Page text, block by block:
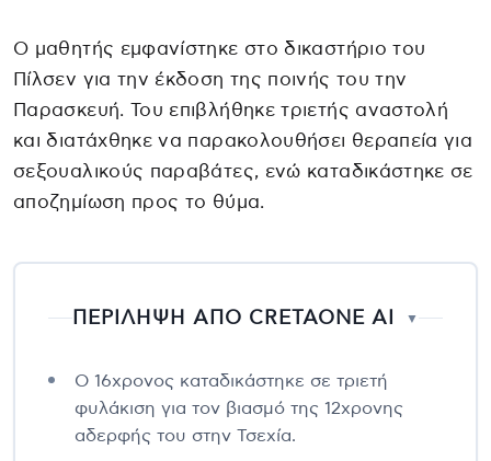
Ο μαθητής εμφανίστηκε στο δικαστήριο του
Πίλσεν για την έκδοση της ποινής του την
Παρασκευή. Του επιβλήθηκε τριετής αναστολή
και διατάχθηκε να παρακολουθήσει θεραπεία για
σεξουαλικούς παραβάτες, ενώ καταδικάστηκε σε
αποζημίωση προς το θύμα.
ΠΕΡΙΛΗΨΗ ΑΠΟ CRETAONE AI ▼
Ο 16χρονος καταδικάστηκε σε τριετή
φυλάκιση για τον βιασμό της 12χρονης
αδερφής του στην Τσεχία.